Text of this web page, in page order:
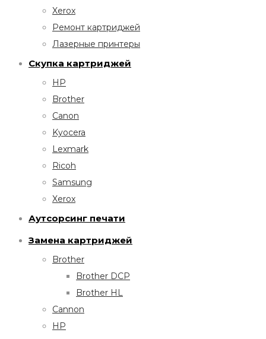
Xerox
Ремонт картриджей
Лазерные принтеры
Скупка картриджей
HP
Brother
Canon
Kyocera
Lexmark
Ricoh
Samsung
Xerox
Аутсорсинг печати
Замена картриджей
Brother
Brother DCP
Brother HL
Cannon
HP